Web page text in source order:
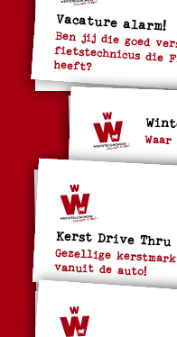
Vacature alarm!
Ben jij die goed verstopte allround
heeft?
Kerst Drive Thru
Gezellige kerstmarkt door heel Blesdijke vanuit de auto!